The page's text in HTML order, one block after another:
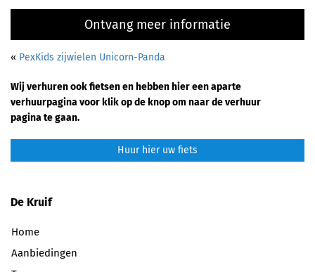
Ontvang meer informatie
« PexKids zijwielen Unicorn-Panda
Wij verhuren ook fietsen en hebben hier een aparte
verhuurpagina voor klik op de knop om naar de verhuur
pagina te gaan.
Huur hier uw fiets
De Kruif
Home
Aanbiedingen